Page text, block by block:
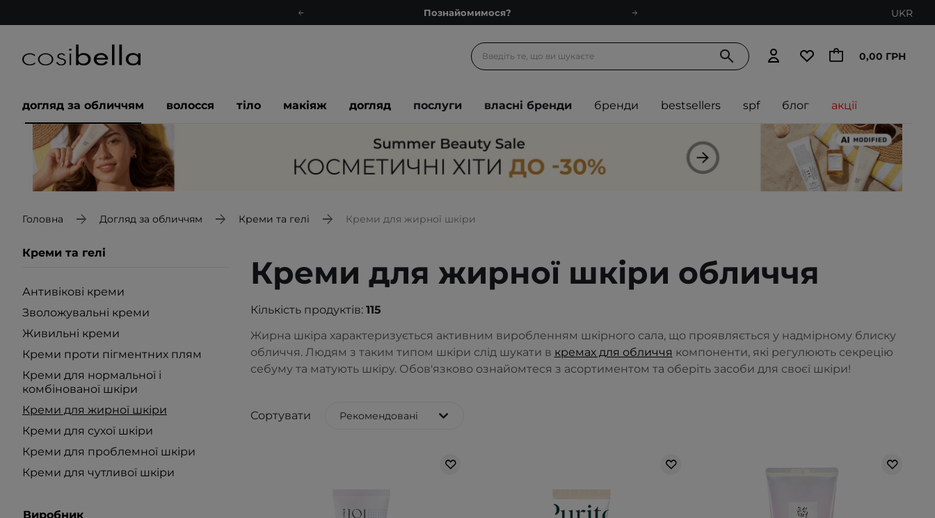
Познайомимося?
Подарункові картки
Рекомендуй нас і отримуй ще більше балів
Запитай косметолога
Познайомимося?
UKR
0,00 ГРН
догляд за обличчям волосся тіло макіяж догляд послуги власні бренди бренди bestsellers spf блог акції
Головна Догляд за обличчям Креми та гелі Креми для жирної шкіри
Креми та гелі
Антивікові креми
Зволожувальні креми
Живильні креми
Креми проти пігментних плям
Креми для нормальної і
комбінованої шкіри
Креми для жирної шкіри
Креми для сухої шкіри
Креми для проблемної шкіри
Креми для чутливої шкіри
Виробник
Креми для жирної шкіри обличчя
Кількість продуктів: 115
Жирна шкіра характеризується активним виробленням шкірного сала, що проявляється у надмірному блиску
обличчя. Людям з таким типом шкіри слід шукати в кремах для обличчя компоненти, які регулюють секрецію
себуму та матують шкіру. Обов'язково ознайомтеся з асортиментом та оберіть засоби для своєї шкіри!
Сортувати Рекомендовані